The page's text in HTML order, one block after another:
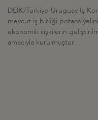
DEİK/Türkiye-Uruguay İş
mevcut iş birliği
ekonomik ilişkilerin
amacıyla kurulmuştur.